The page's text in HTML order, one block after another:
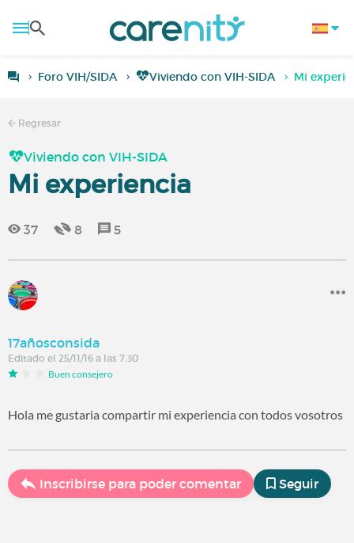
Foro VIH/SIDA Viviendo con VIH-SIDA Mi
Regresar
Viviendo con VIH-SIDA
Mi experiencia
37 8 5
17añosconsida
Editado el 25/11/16 a las 7:30
Buen consejero
Hola me gustaria compartir mi experiencia con todos vosotros
Inscribirse para poder comentar Seguir